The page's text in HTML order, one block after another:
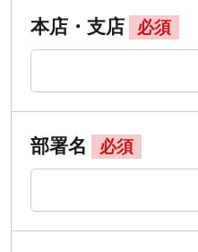
本店・支店 必須
部署名 必須